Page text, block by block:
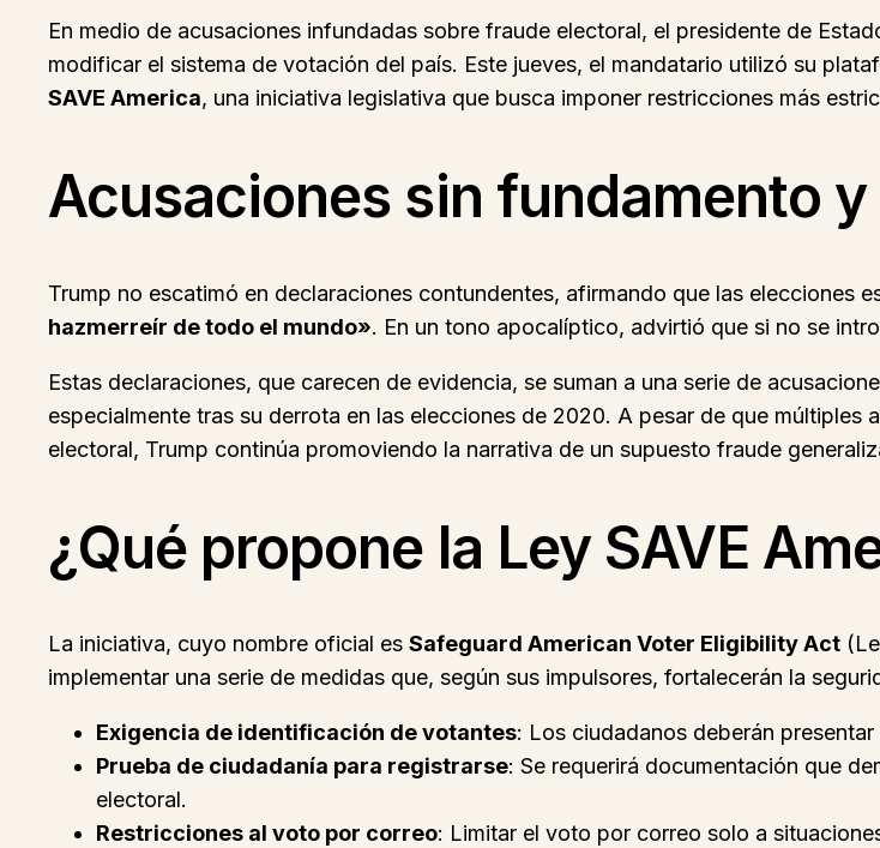
En medio de acusaciones infundadas sobre fraude electoral, el presidente de
modificar el sistema de votación del país. Este jueves, el mandatario utilizó su
SAVE America, una iniciativa legislativa que busca imponer restricciones más
Acusaciones sin fundamento
Trump no escatimó en declaraciones contundentes, afirmando que las elecciones
hazmerreír de todo el mundo». En un tono apocalíptico, advirtió que si no se
Estas declaraciones, que carecen de evidencia, se suman a una serie de
especialmente tras su derrota en las elecciones de 2020. A pesar de que
electoral, Trump continúa promoviendo la narrativa de un supuesto fraude
¿Qué propone la Ley SAVE
La iniciativa, cuyo nombre oficial es Safeguard American Voter Eligibility Act
implementar una serie de medidas que, según sus impulsores, fortalecerán la
Exigencia de identificación de votantes: Los ciudadanos deberán
Prueba de ciudadanía para registrarse: Se requerirá documentación que
electoral.
Restricciones al voto por correo: Limitar el voto por correo solo a